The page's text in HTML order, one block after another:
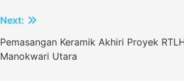
Next:
Pemasangan Keramik Akhiri Proyek
Manokwari Utara